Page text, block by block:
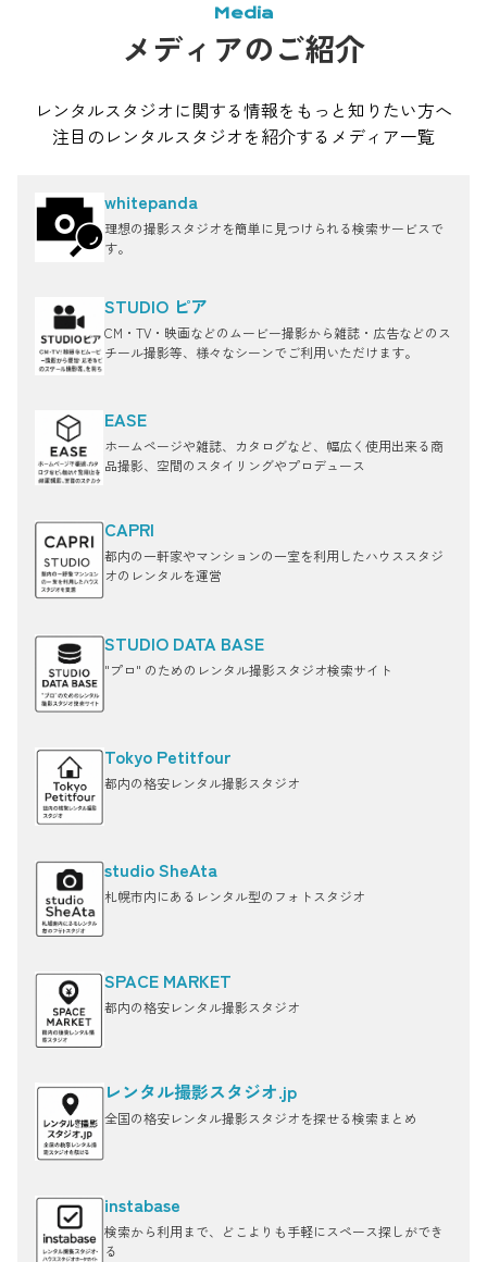
Media
メディアのご紹介
レンタルスタジオに関する情報をもっと知りたい方へ
注目のレンタルスタジオを紹介するメディア一覧
whitepanda
理想の撮影スタジオを簡単に見つけられる検索サービスで
す。
STUDIO ピア
CM・TV・映画などのムービー撮影から雑誌・広告などのス
チール撮影等、様々なシーンでご利用いただけます。
EASE
ホームページや雑誌、カタログなど、幅広く使用出来る商
品撮影、空間のスタイリングやプロデュース
CAPRI
都内の一軒家やマンションの一室を利用したハウススタジ
オのレンタルを運営
STUDIO DATA BASE
"プロ" のためのレンタル撮影スタジオ検索サイト
Tokyo Petitfour
都内の格安レンタル撮影スタジオ
studio SheAta
札幌市内にあるレンタル型のフォトスタジオ
SPACE MARKET
都内の格安レンタル撮影スタジオ
レンタル撮影スタジオ.jp
全国の格安レンタル撮影スタジオを探せる検索まとめ
instabase
検索から利用まで、どこよりも手軽にスペース探しができ
る